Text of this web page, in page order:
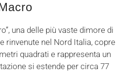
una delle più vaste dimore di
rinvenute nel Nord Italia, copre
quadrati e rappresenta un
si estende per circa 77